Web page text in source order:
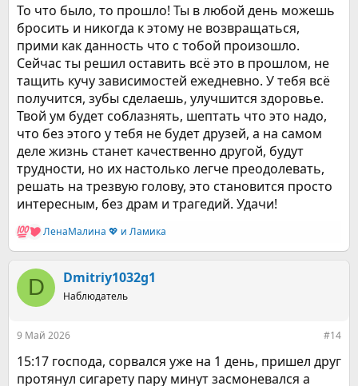
То что было, то прошло! Ты в любой день можешь
бросить и никогда к этому не возвращаться,
прими как данность что с тобой произошло.
Сейчас ты решил оставить всё это в прошлом, не
тащить кучу зависимостей ежедневно. У тебя всё
получится, зубы сделаешь, улучшится здоровье.
Твой ум будет соблазнять, шептать что это надо,
что без этого у тебя не будет друзей, а на самом
деле жизнь станет качественно другой, будут
трудности, но их настолько легче преодолевать,
решать на трезвую голову, это становится просто
интересным, без драм и трагедий. Удачи!
Р
е
к
ц
и
ЛенаМалина 💖 и Ламика
D Dmitriy1032g1
Наблюдатель
9 Май 2026 #14
15:17 господа, сорвался уже на 1 день, пришел друг
протянул сигарету пару минут засмоневался а